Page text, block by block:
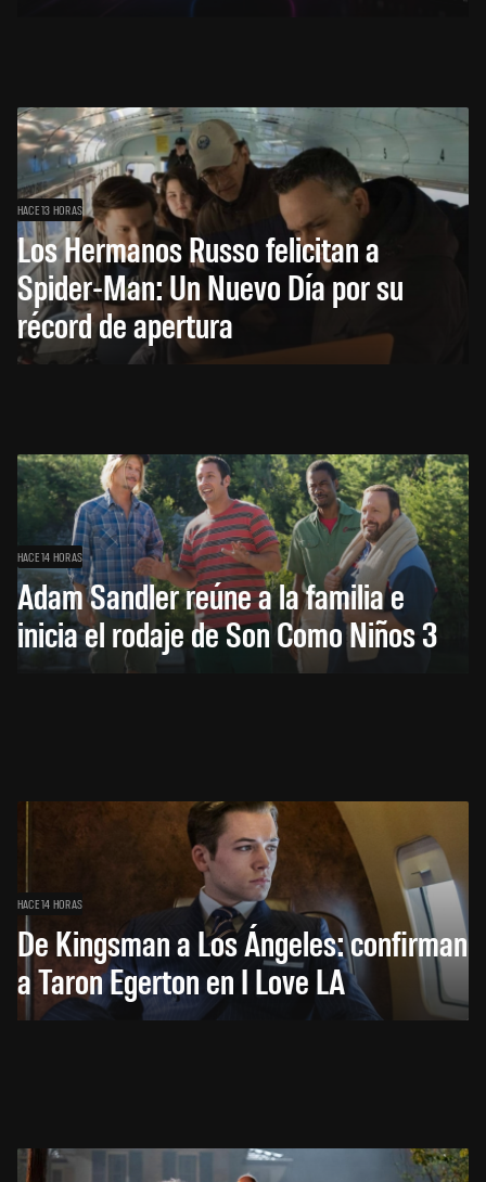
HACE 13 HORAS
Los Hermanos Russo felicitan a
Spider-Man: Un Nuevo Día por su
récord de apertura
HACE 14 HORAS
Adam Sandler reúne a la familia e
inicia el rodaje de Son Como Niños 3
HACE 14 HORAS
De Kingsman a Los Ángeles: confirman
a Taron Egerton en I Love LA